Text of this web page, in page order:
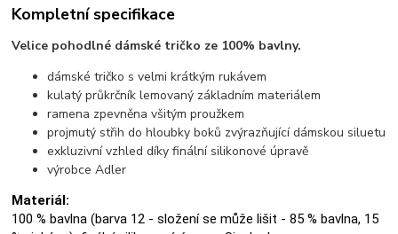
Kompletní specifikace
Velice pohodlné dámské tričko ze 100% bavlny.
dámské tričko s velmi krátkým rukávem
kulatý průkrčník lemovaný základním materiálem
ramena zpevněna všitým proužkem
projmutý střih do hloubky boků zvýrazňující dámskou siluetu
exkluzivní vzhled díky finální silikonové úpravě
výrobce Adler
Materiál:
100 % bavlna (barva 12 - složení se může lišit - 85 % bavlna, 15